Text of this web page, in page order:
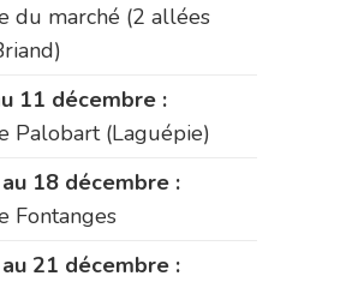
du marché (2 allées
11 décembre :
Palobart (Laguépie)
18 décembre :
Fontanges
21 décembre :